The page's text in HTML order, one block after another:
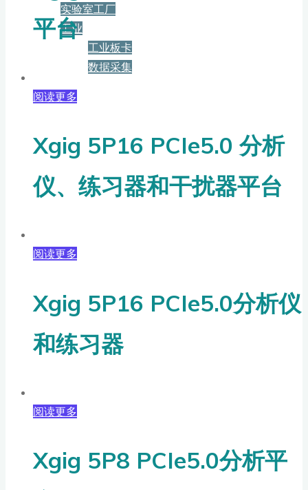
实验室工厂
工业
工业板卡
数据采集
服务+保障
资源下载
博客
平台
阅读更多
Xgig 5P16 PCIe5.0 分析
仪、练习器和干扰器平台
阅读更多
Xgig 5P16 PCIe5.0分析仪
和练习器
阅读更多
Xgig 5P8 PCIe5.0分析平